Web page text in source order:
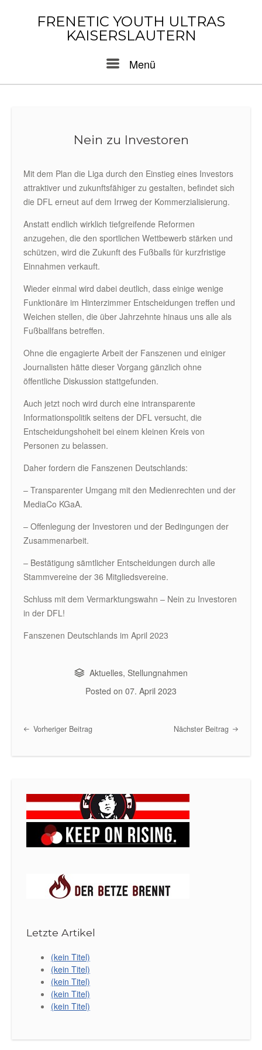
FRENETIC YOUTH ULTRAS
KAISERSLAUTERN
Menü
Nein zu Investoren
Mit dem Plan die Liga durch den Einstieg eines Investors
attraktiver und zukunftsfähiger zu gestalten, befindet sich
die DFL erneut auf dem Irrweg der Kommerzialisierung.
Anstatt endlich wirklich tiefgreifende Reformen
anzugehen, die den sportlichen Wettbewerb stärken und
schützen, wird die Zukunft des Fußballs für kurzfristige
Einnahmen verkauft.
Wieder einmal wird dabei deutlich, dass einige wenige
Funktionäre im Hinterzimmer Entscheidungen treffen und
Weichen stellen, die über Jahrzehnte hinaus uns alle als
Fußballfans betreffen.
Ohne die engagierte Arbeit der Fanszenen und einiger
Journalisten hätte dieser Vorgang gänzlich ohne
öffentliche Diskussion stattgefunden.
Auch jetzt noch wird durch eine intransparente
Informationspolitik seitens der DFL versucht, die
Entscheidungshoheit bei einem kleinen Kreis von
Personen zu belassen.
Daher fordern die Fanszenen Deutschlands:
– Transparenter Umgang mit den Medienrechten und der
MediaCo KGaA.
– Offenlegung der Investoren und der Bedingungen der
Zusammenarbeit.
– Bestätigung sämtlicher Entscheidungen durch alle
Stammvereine der 36 Mitgliedsvereine.
Schluss mit dem Vermarktungswahn – Nein zu Investoren
in der DFL!
Fanszenen Deutschlands im April 2023
Aktuelles,Stellungnahmen
Posted on 07. April 2023
Post navigation
Vorheriger Beitrag Nächster Beitrag
Letzte Artikel
(kein Titel)
(kein Titel)
(kein Titel)
(kein Titel)
(kein Titel)